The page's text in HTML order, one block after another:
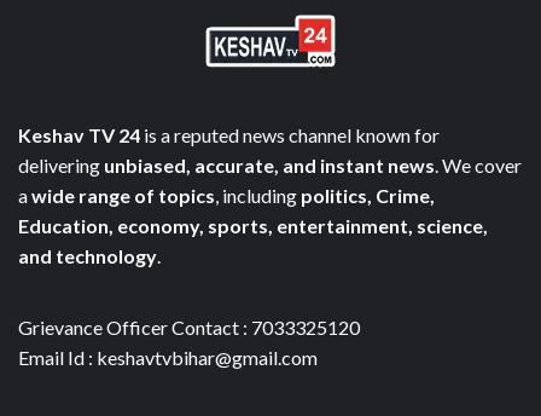
Keshav TV 24 is a reputed news channel known for
delivering unbiased, accurate, and instant news. We cover
awide range of topics, including politics, Crime,
Education, economy, sports, entertainment, science,
and technology.
Grievance Officer Contact : 7033325120
Email Id : keshavtvbihar@gmail.com